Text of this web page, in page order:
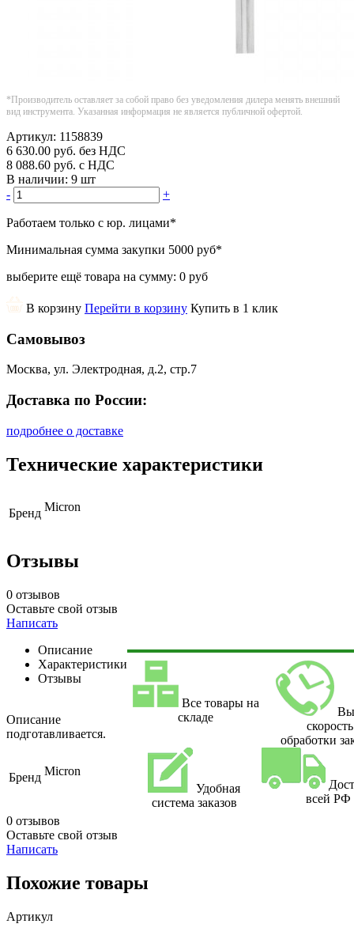
*Производитель оставляет за собой право без уведомления дилера менять внешний
вид инструмента. Указанная информация не является публичной офертой.
Артикул: 1158839
6 630.00 руб. без НДС
8 088.60 руб. с НДС
В наличии: 9 шт
-
+
Работаем только с юр. лицами*
Минимальная сумма закупки 5000 руб*
выберите ещё товара на сумму: 0 руб
В корзину Перейти в корзину Купить в 1 клик
Самовывоз
Москва, ул. Электродная, д.2, стр.7
Доставка по России:
подробнее о доставке
Технические характеристики
Бренд Micron
Отзывы
0 отзывов
Оставьте свой отзыв
Написать
Описание
Характеристики
Отзывы
Описание
подготавливается.
Бренд Micron
0 отзывов
Оставьте свой отзыв
Написать
Все товары на
складе
скорость
обработки
Удобная
система заказов
всей РФ
Похожие товары
Артикул